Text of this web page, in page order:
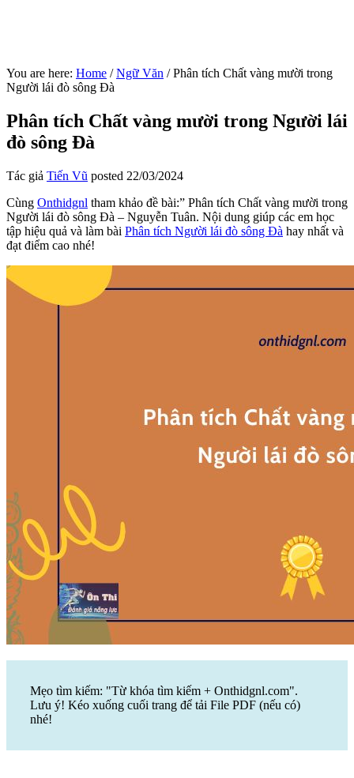
You are here: Home / Ngữ Văn /Phân tích Chất vàng mười trong
Người lái đò sông Đà
Phân tích Chất vàng mười trong Người lái
đò sông Đà
Tác giả Tiến Vũ posted 22/03/2024
Cùng Onthidgnl tham khảo đề bài:” Phân tích Chất vàng mười trong
Người lái đò sông Đà – Nguyễn Tuân. Nội dung giúp các em học
tập hiệu quả và làm bài Phân tích Người lái đò sông Đà hay nhất và
đạt điểm cao nhé!
Mẹo tìm kiếm: "Từ khóa tìm kiếm + Onthidgnl.com".
Lưu ý! Kéo xuống cuối trang để tải File PDF (nếu có)
nhé!